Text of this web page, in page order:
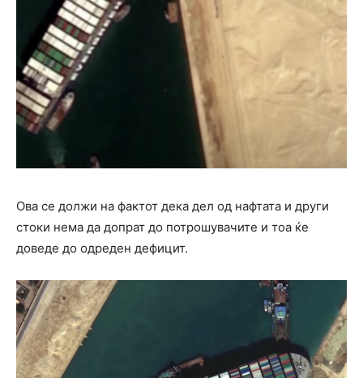
Ова се должи на фактот дека дел од нафтата и други
стоки нема да допрат до потрошувачите и тоа ќе
доведе до одреден дефицит.